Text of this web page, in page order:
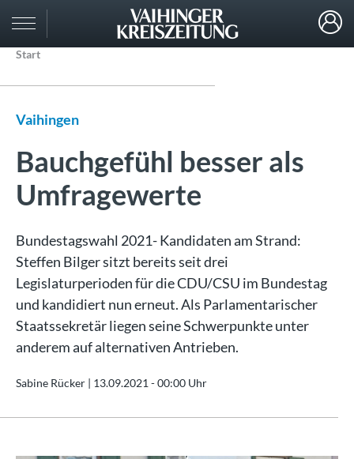
Start
Vaihingen
Bauchgefühl besser als
Umfragewerte
Bundestagswahl 2021- Kandidaten am Strand:
Steffen Bilger sitzt bereits seit drei
Legislaturperioden für die CDU/CSU im Bundestag
und kandidiert nun erneut. Als Parlamentarischer
Staatssekretär liegen seine Schwerpunkte unter
anderem auf alternativen Antrieben.
Sabine Rücker | 13.09.2021 - 00:00 Uhr